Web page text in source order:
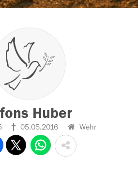
Huber
05.05.2016 Wehr